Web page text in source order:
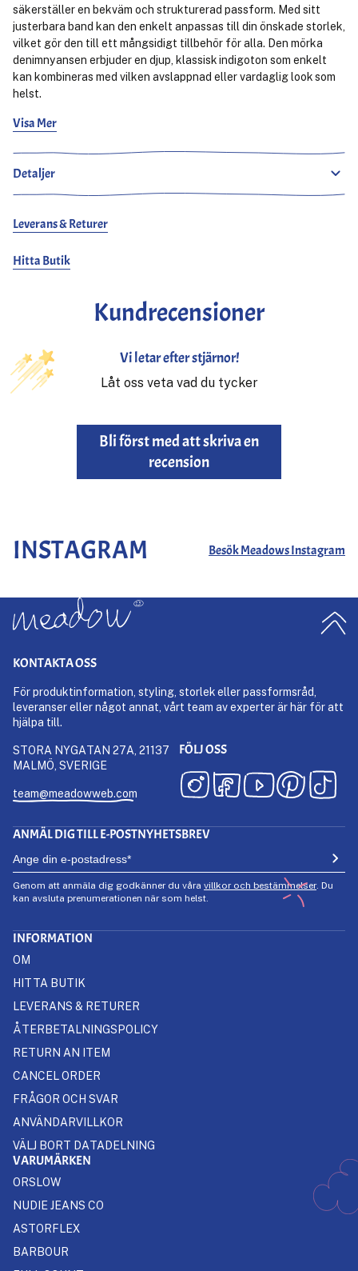
säkerställer en bekväm och strukturerad passform. Med sitt
justerbara band kan den enkelt anpassas till din önskade storlek,
vilket gör den till ett mångsidigt tillbehör för alla. Den mörka
denimnyansen erbjuder en djup, klassisk indigoton som enkelt
kan kombineras med vilken avslappnad eller vardaglig look som
helst.
Denna mössa kombinerar stil och funktion, utformad för att
bomullstyg säkerställer att den förblir lätt och bekväm även i
varmare väder, medan indigofärgningsprocessen säkerställer att
varje mössa får sin egen distinkta karaktär när den åldras. Den
passform och premiumkonstruktion, vilket gör den till ett måste i
Visa Mer
Detaljer
Leverans & Returer
Hitta Butik
Kundrecensioner
Vi letar efter stjärnor!
Låt oss veta vad du tycker
Bli först med att skriva en
recension
INSTAGRAM Besök Meadows Instagram
KONTAKTA OSS
För produktinformation, styling, storlek eller passformsråd,
leveranser eller något annat, vårt team av experter är här för att
hjälpa till.
STORA NYGATAN 27A, 21137
MALMÖ, SVERIGE
team@meadowweb.com
FÖLJ OSS
ANMÄL DIG TILL E-POSTNYHETSBREV
Genom att anmäla dig godkänner du våra villkor och bestämmelser. Du
kan avsluta prenumerationen när som helst.
INFORMATION
OM
HITTA BUTIK
LEVERANS & RETURER
ÅTERBETALNINGSPOLICY
RETURN AN ITEM
CANCEL ORDER
FRÅGOR OCH SVAR
ANVÄNDARVILLKOR
VÄLJ BORT DATADELNING
VARUMÄRKEN
ORSLOW
NUDIE JEANS CO
ASTORFLEX
BARBOUR